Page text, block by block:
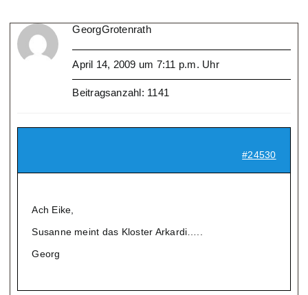
GeorgGrotenrath
April 14, 2009 um 7:11 p.m. Uhr
Beitragsanzahl: 1141
#24530
Ach Eike,
Susanne meint das Kloster Arkardi…..
Georg